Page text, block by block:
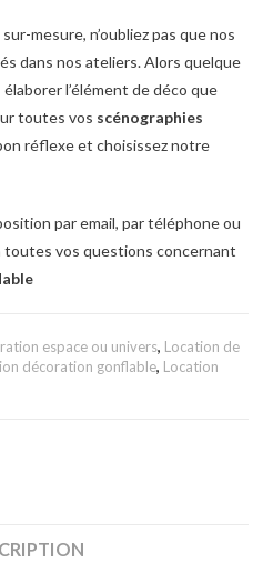
mesure, n’oubliez pas que nos
dans nos ateliers. Alors quelque
l’élément de déco que
toutes vos scénographies
réflexe et choisissez notre
par email, par téléphone ou
toutes vos questions concernant
espace ou univers, Location de
décoration gonflable, Location